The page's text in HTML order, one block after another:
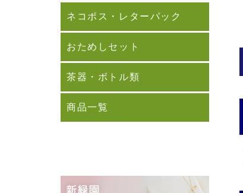
ネコポス・レターパック
おためしセット
茶器・ボトル類
商品一覧